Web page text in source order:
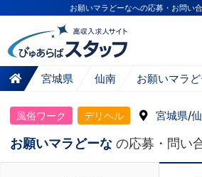
お願いマラどーなへの応募・お問い
宮城県 仙南 お願いマラ
風俗ワーク デリヘル 宮城県/
お願いマラどーな の応募・問い